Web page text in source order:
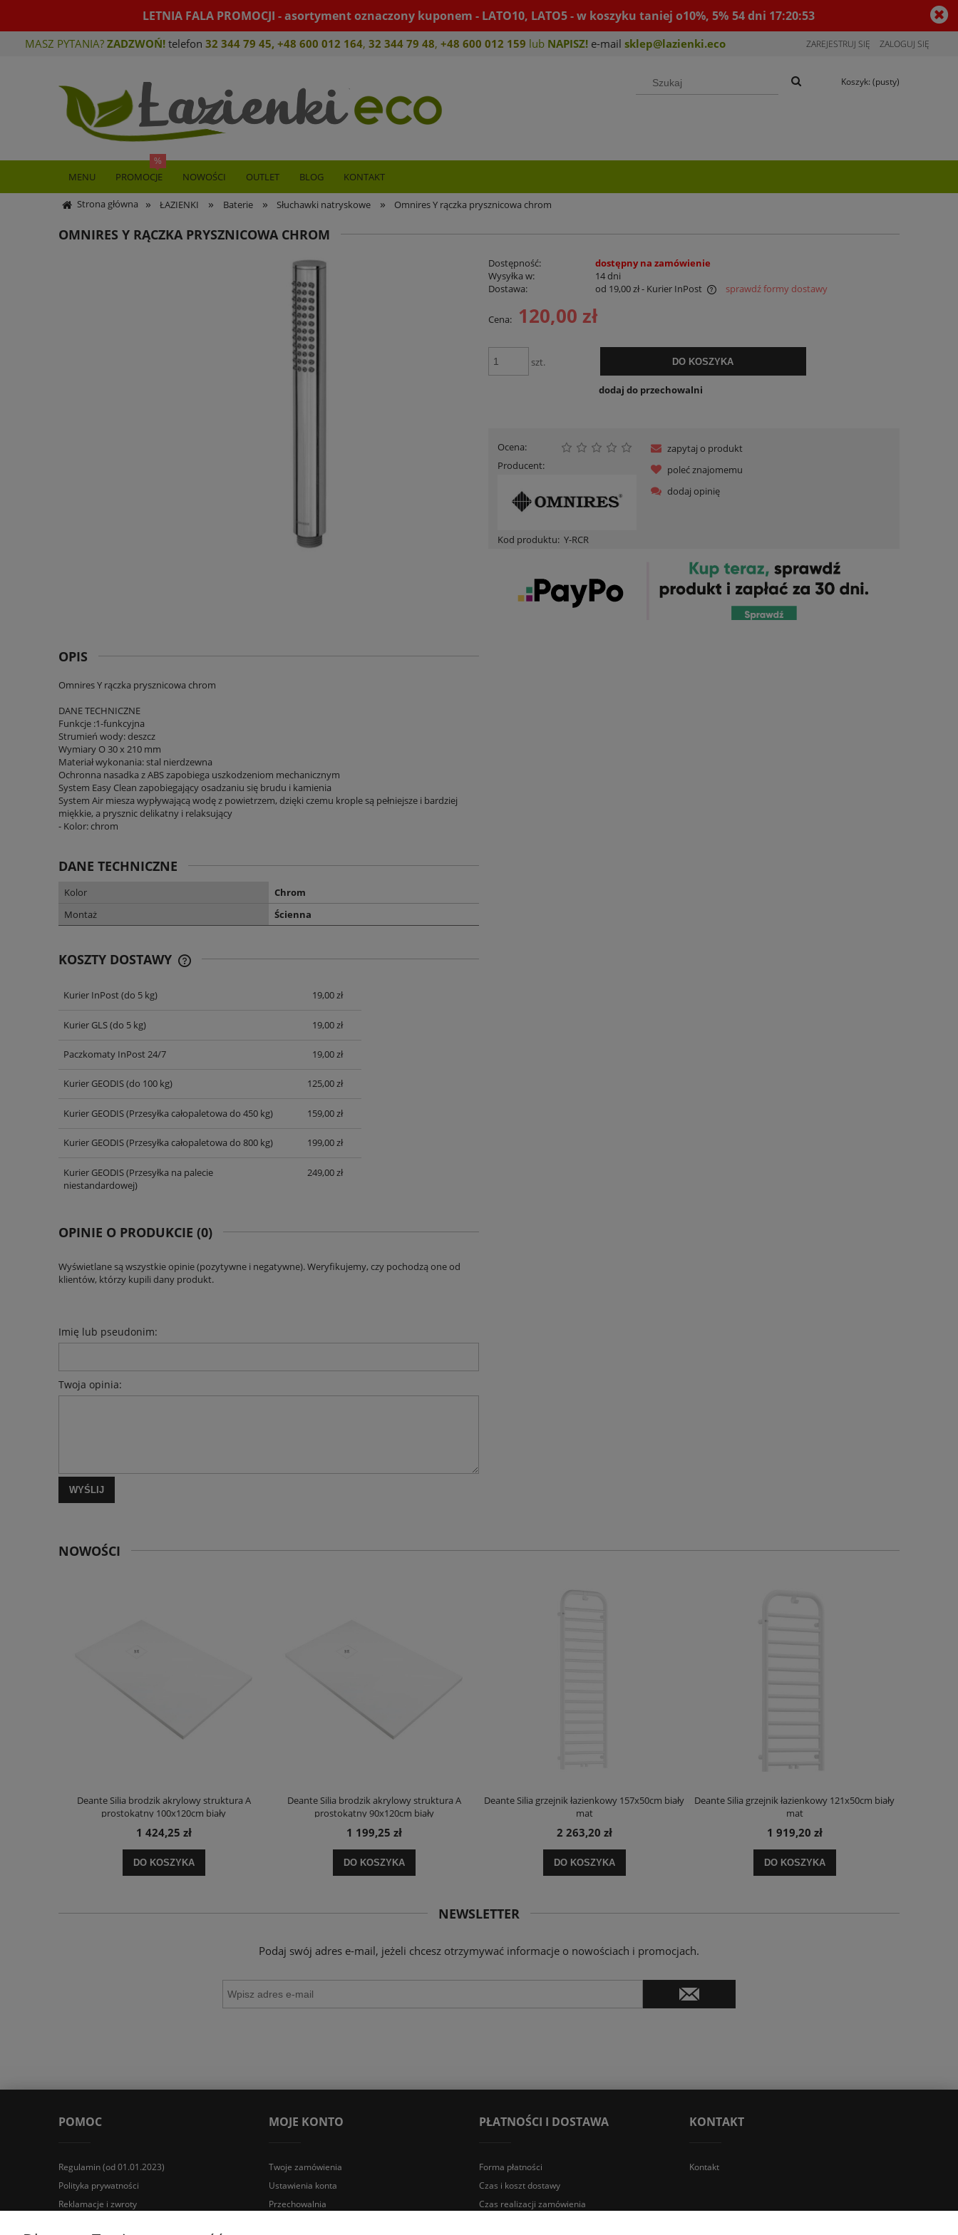
LETNIA FALA PROMOCJI - asortyment oznaczony kuponem - LATO10, LATO5 - w koszyku taniej o10%, 5% 54dni 17:20:53
MASZ PYTANIA? ZADZWOŃ! telefon 32 344 79 45, +48 600 012 164, 32 344 79 48, +48 600 012 159 lub NAPISZ! e-mail sklep@lazienki.eco ZAREJESTRUJ SIĘ ZALOGUJ SIĘ
Koszyk: (pusty)
MENU PROMOCJE NOWOŚCI OUTLET BLOG KONTAKT
Strona główna » ŁAZIENKI » Baterie » Słuchawki natryskowe » Omnires Y rączka prysznicowa chrom
OMNIRES Y RĄCZKA PRYSZNICOWA CHROM
Dostępność:
dostępny na zamówienie
Wysyłka w:
14 dni
Dostawa:
od 19,00 zł- Kurier InPost
Cena nie zawiera ewentualnych kosztów
sprawdź formy dostawy
Cena: 120,00 zł
szt. DO KOSZYKA
dodaj do przechowalni
Ocena:
Producent:
Kod produktu: Y-RCR
zapytaj o produkt
poleć znajomemu
dodaj opinię
OPIS
Omnires Y rączka prysznicowa chrom
DANE TECHNICZNE
Funkcje :1-funkcyjna
Strumień wody: deszcz
Wymiary O 30 x 210 mm
Materiał wykonania: stal nierdzewna
Ochronna nasadka z ABS zapobiega uszkodzeniom mechanicznym
System Easy Clean zapobiegający osadzaniu się brudu i kamienia
System Air miesza wypływającą wodę z powietrzem, dzięki czemu krople są pełniejsze i bardziej
miękkie, a prysznic delikatny i relaksujący
- Kolor: chrom
DANE TECHNICZNE
Kolor
Chrom
Montaż
Ścienna
KOSZTY DOSTAWY
CENA NIE ZAWIERA EWENTUALNYCH
Kurier InPost(do 5 kg) 19,00 zł
Kurier GLS(do 5 kg) 19,00 zł
Paczkomaty InPost 24/7 19,00 zł
Kurier GEODIS(do 100 kg) 125,00 zł
Kurier GEODIS(Przesyłka całopaletowa do 450 kg) 159,00 zł
Kurier GEODIS(Przesyłka całopaletowa do 800 kg) 199,00 zł
Kurier GEODIS(Przesyłka na palecie
niestandardowej)
249,00 zł
OPINIE O PRODUKCIE (0)
Wyświetlane są wszystkie opinie (pozytywne i negatywne). Weryfikujemy, czy pochodzą one od
klientów, którzy kupili dany produkt.
Imię lub pseudonim:
Twoja opinia:
WYŚLIJ
NOWOŚCI
Deante Silia brodzik akrylowy struktura A
prostokątny 100x120cm biały
1 424,25 zł
DO KOSZYKA
Deante Silia brodzik akrylowy struktura A
prostokątny 90x120cm biały
1 199,25 zł
DO KOSZYKA
Deante Silia grzejnik łazienkowy 157x50cm biały
mat
2 263,20 zł
DO KOSZYKA
Deante Silia grzejnik łazienkowy 121x50cm biały
mat
1 919,20 zł
DO KOSZYKA
NEWSLETTER
Podaj swój adres e-mail, jeżeli chcesz otrzymywać informacje o nowościach i promocjach.
POMOC
Regulamin (od 01.01.2023)
Polityka prywatności
Reklamacje i zwroty
MOJE KONTO
Twoje zamówienia
Ustawienia konta
Przechowalnia
PŁATNOŚCI I DOSTAWA
Forma płatności
Czas i koszt dostawy
Czas realizacji zamówienia
KONTAKT
Kontakt